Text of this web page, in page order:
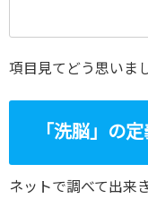
項目見てどう思いま
「洗脳」の定
ネットで調べて出来